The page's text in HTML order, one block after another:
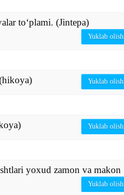
to‘plami. (Jintepa)
Yuklab olish
Yuklab olish
Yuklab olish
yoxud zamon va makon
Yuklab olish